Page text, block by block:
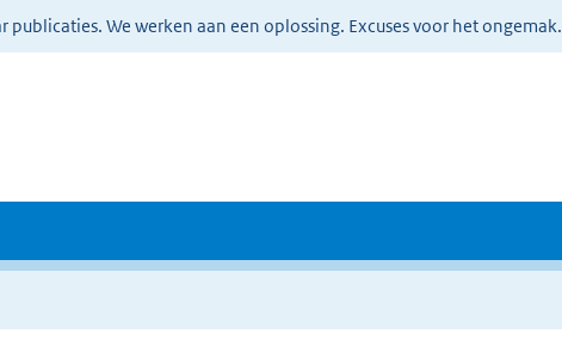
We werken aan een oplossing. Excuses voor het ongemak.